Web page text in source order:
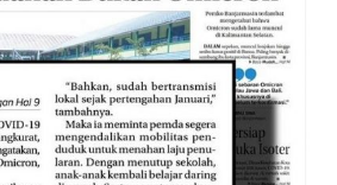
Terdeteksi di Kalsel
8 Februari
2022)